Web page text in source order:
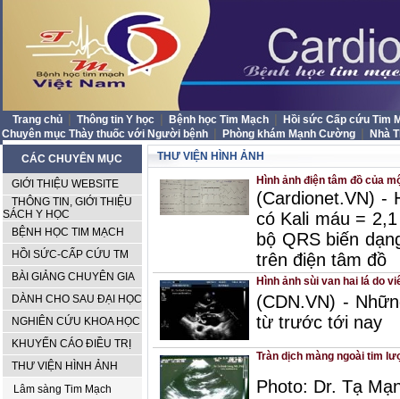
Trang chủ Thông tin Y học Bệnh học Tim Mạch
Hồi sức Cấp cứu Tim
Chuyên mục Thày thuốc với Người bệnh
Phòng khám Mạnh Cường
Nhà
CÁC CHUYÊN MỤC
GIỚI THIỆU WEBSITE
THÔNG TIN, GIỚI THIỆU
SÁCH Y HỌC
BỆNH HỌC TIM MẠCH
HỒI SỨC-CẤP CỨU TM
BÀI GIẢNG CHUYÊN GIA
DÀNH CHO SAU ĐẠI HỌC
NGHIÊN CỨU KHOA HỌC
KHUYẾN CÁO ĐIỀU TRỊ
THƯ VIỆN HÌNH ẢNH
Lâm sàng Tim Mạch
THƯ VIỆN HÌNH ẢNH
Hình ảnh điện tâm đồ của
(Cardionet.VN) -
có Kali máu =
bộ QRS biến
trên điện tâm đồ
Hình ảnh sùi van hai lá do
(CDN.VN) -
từ trước tới nay
Tràn dịch màng ngoài tim
Photo: Dr. Tạ